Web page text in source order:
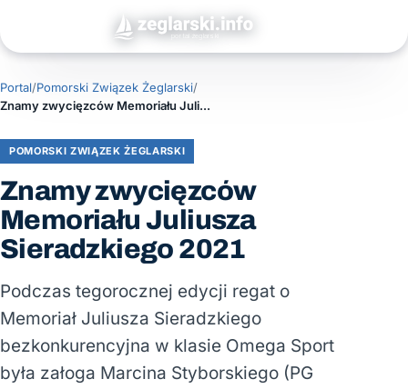
Portal/Pomorski Związek Żeglarski/
Znamy zwycięzców Memoriału Juliusza Sieradzkiego 2021
POMORSKI ZWIĄZEK ŻEGLARSKI
Znamy zwycięzców
Memoriału Juliusza
Sieradzkiego 2021
Podczas tegorocznej edycji regat o
Memoriał Juliusza Sieradzkiego
bezkonkurencyjna w klasie Omega Sport
była załoga Marcina Styborskiego (PG